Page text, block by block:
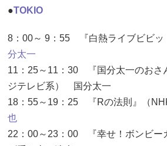
●TOKIO
8：00～ 9：55 『白熱ライブビビ
分太一
11：25～11：30 『国分太一のおさ
ジテレビ系） 国分太一
18：55～19：25 『Rの法則』（
也
22：00～23：00 『幸せ！ボンビー